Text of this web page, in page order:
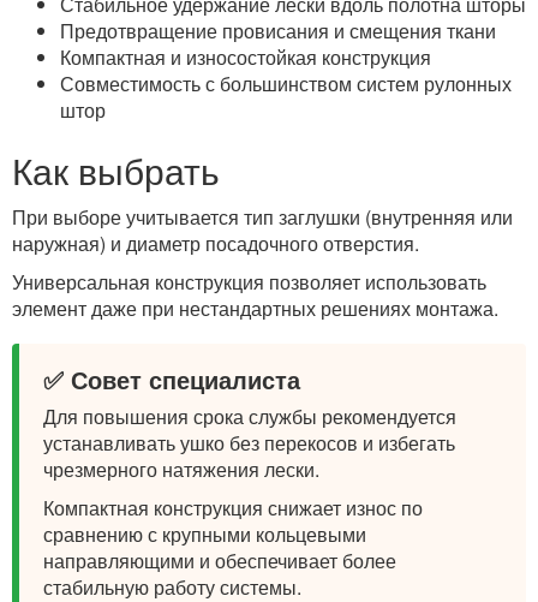
Предотвращение провисания и смещения ткани
Компактная и износостойкая конструкция
Совместимость с большинством систем рулонных
штор
Как выбрать
При выборе учитывается тип заглушки (внутренняя или
наружная) и диаметр посадочного отверстия.
Универсальная конструкция позволяет использовать
элемент даже при нестандартных решениях монтажа.
✅ Совет специалиста
Для повышения срока службы рекомендуется
устанавливать ушко без перекосов и избегать
чрезмерного натяжения лески.
Компактная конструкция снижает износ по
сравнению с крупными кольцевыми
направляющими и обеспечивает более
стабильную работу системы.